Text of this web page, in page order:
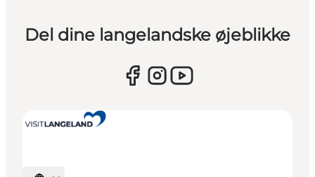
Del dine langelandske øjeblikke